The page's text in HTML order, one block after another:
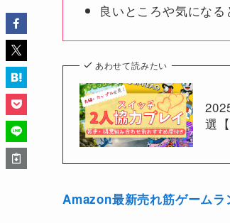
良いところや気にな
あわせて読みたい
選
Amazon最新売れ筋ゲームラ